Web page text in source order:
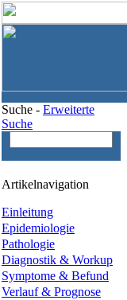
Suche - Erweiterte
Suche
Artikelnavigation
Einleitung
Epidemiologie
Pathologie
Diagnostik & Workup
Symptome & Befund
Verlauf & Prognose